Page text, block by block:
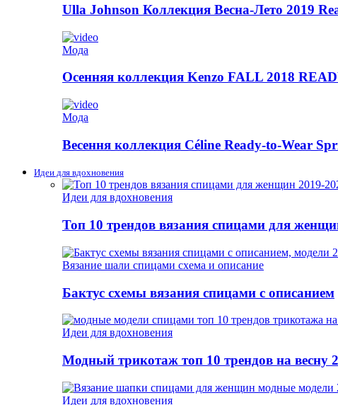
Ulla Johnson Коллекция Весна-Лето 2019
Мода
Осенняя коллекция Kenzo FALL 2018
Мода
Весення коллекция Céline Ready-to-Wear
Идеи для вдохновения
Идеи для вдохновения
Топ 10 трендов вязания спицами для
Вязание шали спицами схема и описание
Бактус схемы вязания спицами с описанием
Идеи для вдохновения
Модный трикотаж топ 10 трендов на весну
Идеи для вдохновения